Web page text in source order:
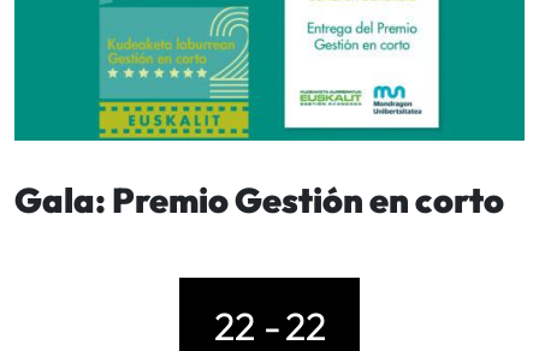
Gala: Premio Gestión en corto
22 -22